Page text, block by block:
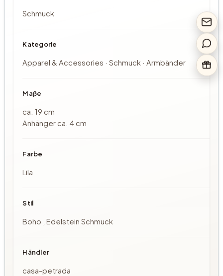
Schmuck
Kategorie
Apparel & Accessories · Schmuck · Armbänder
Maße
ca. 19 cm
Anhänger ca. 4 cm
Farbe
Lila
Stil
Boho , Edelstein Schmuck
Händler
casa-petrada